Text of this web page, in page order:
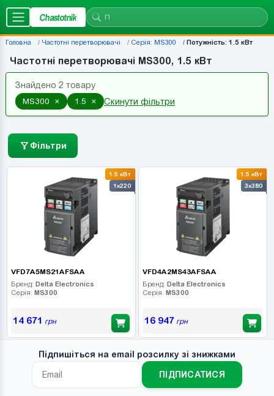
Chastotnik
Головна Частотні перетворювачі Серія: MS300 Потужність: 1.5 кВт
Частотні перетворювачі MS300, 1.5 кВт
Знайдено 2 товару
MS300
× 1.5 × Скинути фільтри
Фільтри
1.5 кВт
1x220
VFD7A5MS21AFSAA
Бренд: Delta Electronics
Серія: MS300
14 671 грн
1.5 кВт
3x380
VFD4A2MS43AFSAA
Бренд: Delta Electronics
Серія: MS300
16 947 грн
Підпишіться на email розсилку зі знижками
ПІДПИСАТИСЯ